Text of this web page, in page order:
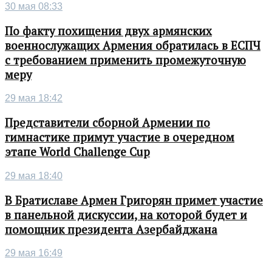
30 мая 08:33
По факту похищения двух армянских
военнослужащих Армения обратилась в ЕСПЧ
с требованием применить промежуточную
меру
29 мая 18:42
Представители сборной Армении по
гимнастике примут участие в очередном
этапе World Challenge Cup
29 мая 18:40
В Братиславе Армен Григорян примет участие
в панельной дискуссии, на которой будет и
помощник президента Азербайджана
29 мая 16:49